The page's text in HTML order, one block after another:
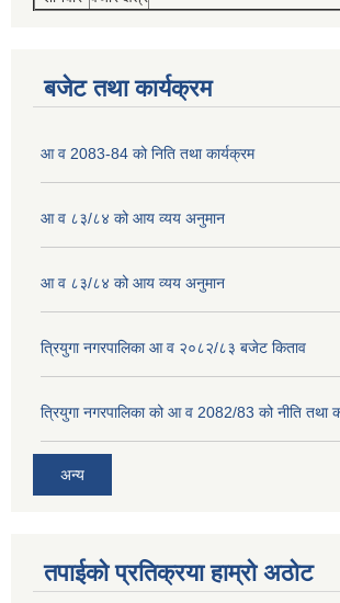
बजेट तथा कार्यक्रम
आ व 2083-84 को निति तथा कार्यक्रम
आ व ८३/८४ को आय व्यय अनुमान
आ व ८३/८४ को आय व्यय अनुमान
त्रियुगा नगरपालिका आ व २०८२/८३ बजेट किताव
त्रियुगा नगरपालिका को आ व 2082/83 को नीति तथा
अन्य
तपाईको प्रतिक्रया हाम्रो अठोट